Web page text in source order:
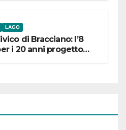
LAGO
di Bracciano: l’8
i 20 anni progetto